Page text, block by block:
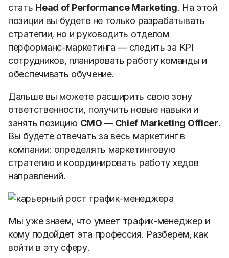
стать Head of Performance Marketing. На этой
позиции вы будете не только разрабатывать
стратегии, но и руководить отделом
перформанс-маркетинга — следить за KPI
сотрудников, планировать работу команды и
обеспечивать обучение.
Дальше вы можете расширить свою зону
ответственности, получить новые навыки и
занять позицию CMO — Chief Marketing Officer.
Вы будете отвечать за весь маркетинг в
компании: определять маркетинговую
стратегию и координировать работу хедов
направлений.
Мы уже знаем, что умеет трафик-менеджер и
кому подойдет эта профессия. Разберем, как
войти в эту сферу.